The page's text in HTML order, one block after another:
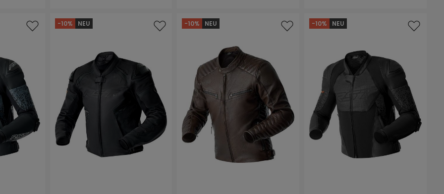
-10% NEU -10% NEU -10% NEU